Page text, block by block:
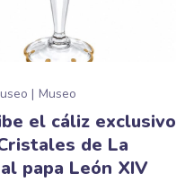
Museo
el cáliz exclusivo
de La
papa León XIV